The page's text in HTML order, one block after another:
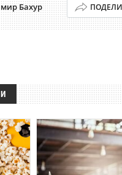
Бахур